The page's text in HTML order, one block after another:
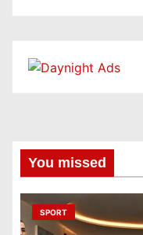
You missed
SPORT